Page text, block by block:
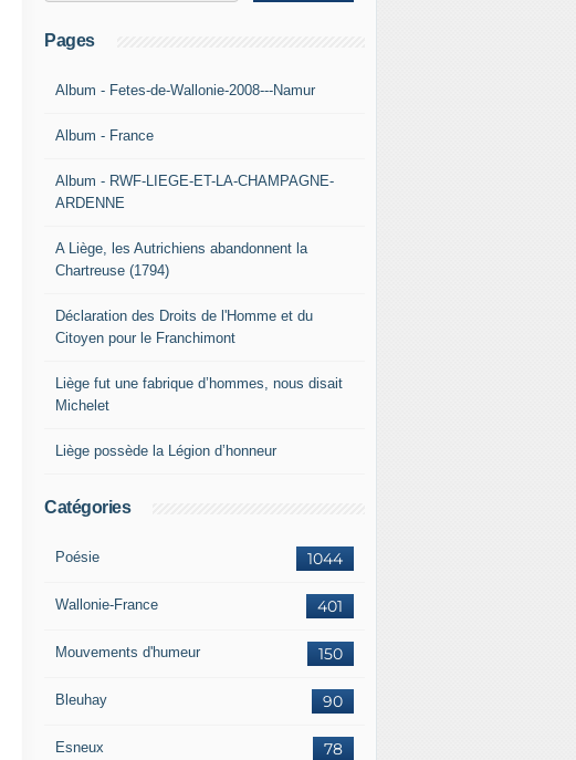
Pages
Album - Fetes-de-Wallonie-2008---Namur
Album - France
Album - RWF-LIEGE-ET-LA-CHAMPAGNE-
ARDENNE
A Liège, les Autrichiens abandonnent la
Chartreuse (1794)
Déclaration des Droits de l'Homme et du
Citoyen pour le Franchimont
Liège fut une fabrique d’hommes, nous disait
Michelet
Liège possède la Légion d’honneur
Catégories
1044
Poésie
401
Wallonie-France
150
Mouvements d'humeur
90
Bleuhay
78
Esneux